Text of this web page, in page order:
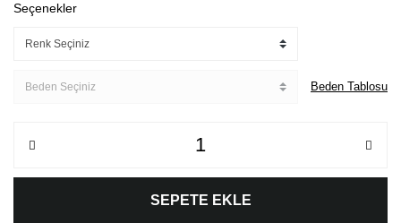
Seçenekler
Beden Tablosu
SEPETE EKLE